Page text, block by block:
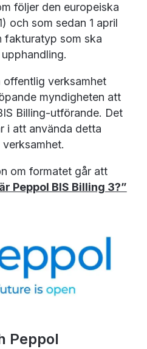
följer den europeiska
och som sedan 1 april
fakturatyp som ska
offentlig verksamhet
myndigheten att
Billing-utförande. Det
i att använda detta
om formatet går att
Peppol BIS Billing 3?”
Peppol